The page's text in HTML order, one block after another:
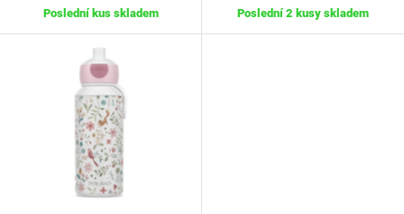
Poslední kus skladem Poslední 2 kusy skladem